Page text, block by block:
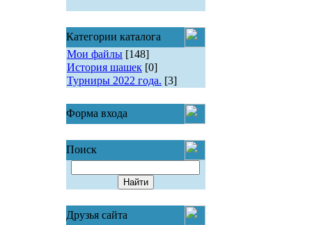
Категории каталога
Мои файлы [148]
История шашек [0]
Турниры 2022 года. [3]
Форма входа
Поиск
Друзья сайта